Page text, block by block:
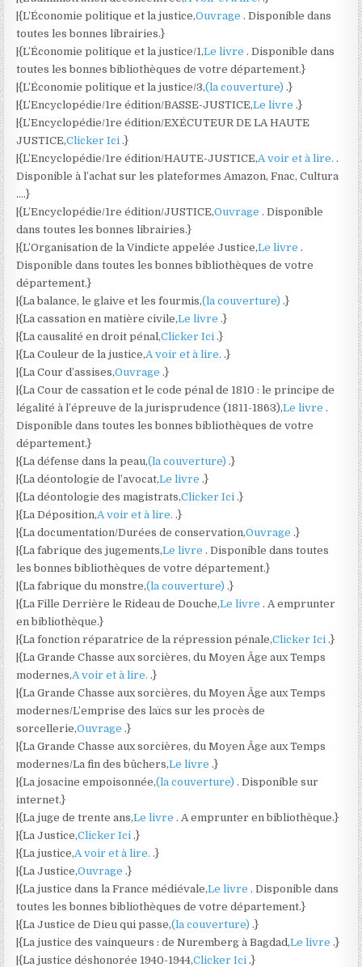
|{L’Économie politique et la justice,Ouvrage. Disponible dans
toutes les bonnes librairies.}
|{L’Économie politique et la justice/1,Le livre. Disponible dans
toutes les bonnes bibliothèques de votre département.}
|{L’Économie politique et la justice/3,(la couverture).}
|{L’Encyclopédie/1re édition/BASSE-JUSTICE,Le livre.}
|{L’Encyclopédie/1re édition/EXÉCUTEUR DE LA HAUTE
JUSTICE,Clicker Ici.}
|{L’Encyclopédie/1re édition/HAUTE-JUSTICE,A voir et à lire..
Disponible à l’achat sur les plateformes Amazon, Fnac, Cultura
….}
|{L’Encyclopédie/1re édition/JUSTICE,Ouvrage. Disponible
dans toutes les bonnes librairies.}
|{L’Organisation de la Vindicte appelée Justice,Le livre.
Disponible dans toutes les bonnes bibliothèques de votre
département.}
|{La balance, le glaive et les fourmis,(la couverture).}
|{La cassation en matière civile,Le livre.}
|{La causalité en droit pénal,Clicker Ici.}
|{La Couleur de la justice,A voir et à lire..}
|{La Cour d’assises,Ouvrage.}
|{La Cour de cassation et le code pénal de 1810 : le principe de
légalité à l’épreuve de la jurisprudence (1811-1863),Le livre.
Disponible dans toutes les bonnes bibliothèques de votre
département.}
|{La défense dans la peau,(la couverture).}
|{La déontologie de l’avocat,Le livre.}
|{La déontologie des magistrats,Clicker Ici.}
|{La Déposition,A voir et à lire..}
|{La documentation/Durées de conservation,Ouvrage.}
|{La fabrique des jugements,Le livre. Disponible dans toutes
les bonnes bibliothèques de votre département.}
|{La fabrique du monstre,(la couverture).}
|{La Fille Derrière le Rideau de Douche,Le livre. A emprunter
en bibliothèque.}
|{La fonction réparatrice de la répression pénale,Clicker Ici.}
|{La Grande Chasse aux sorcières, du Moyen Âge aux Temps
modernes,A voir et à lire..}
|{La Grande Chasse aux sorcières, du Moyen Âge aux Temps
modernes/L’emprise des laïcs sur les procès de
sorcellerie,Ouvrage.}
|{La Grande Chasse aux sorcières, du Moyen Âge aux Temps
modernes/La fin des bûchers,Le livre.}
|{La josacine empoisonnée,(la couverture). Disponible sur
internet.}
|{La juge de trente ans,Le livre. A emprunter en bibliothèque.}
|{La Justice,Clicker Ici.}
|{La justice,A voir et à lire..}
|{La Justice,Ouvrage.}
|{La justice dans la France médiévale,Le livre. Disponible dans
toutes les bonnes bibliothèques de votre département.}
|{La Justice de Dieu qui passe,(la couverture).}
|{La justice des vainqueurs : de Nuremberg à Bagdad,Le livre.}
|{La justice déshonorée 1940-1944,Clicker Ici.}